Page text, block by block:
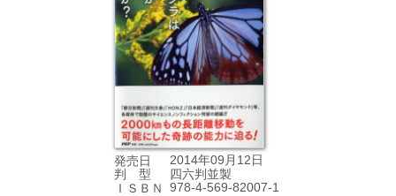
発売日
2014年09月12日
判 型
四六判並製
ＩＳＢＮ
978-4-569-82007-1